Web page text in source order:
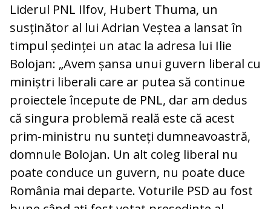
Liderul PNL Ilfov, Hubert Thuma, un
susținător al lui Adrian Veștea a lansat în
timpul ședinței un atac la adresa lui Ilie
Bolojan: „Avem șansa unui guvern liberal cu
miniștri liberali care ar putea să continue
proiectele începute de PNL, dar am dedus
că singura problemă reală este că acest
prim-ministru nu sunteți dumneavoastră,
domnule Bolojan. Un alt coleg liberal nu
poate conduce un guvern, nu poate duce
România mai departe. Voturile PSD au fost